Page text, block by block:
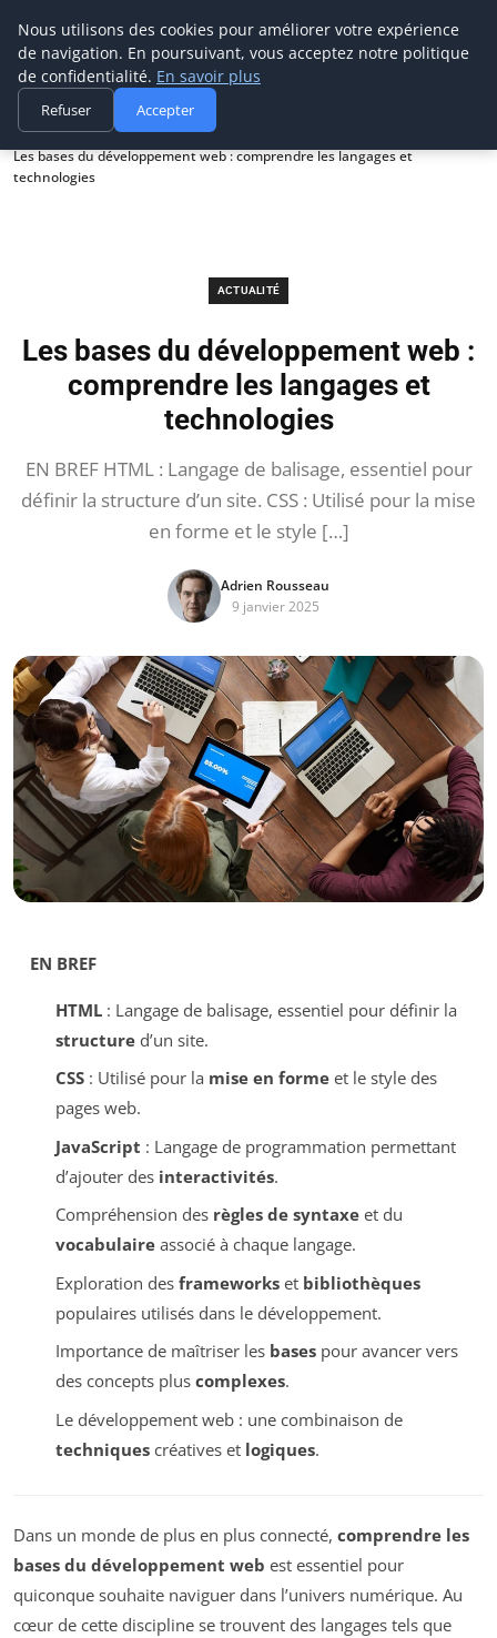
Prospection Pro
Accueil
Actualité
Les bases du développement web : comprendre les langages et
technologies
ACTUALITÉ
Les bases du développement web :
comprendre les langages et
technologies
EN BREF HTML : Langage de balisage, essentiel pour
définir la structure d’un site. CSS : Utilisé pour la mise
en forme et le style […]
Adrien Rousseau
9 janvier 2025
EN BREF
HTML: Langage de balisage, essentiel pour définir la
structured’un site.
CSS: Utilisé pour la mise en formeet le style des
pages web.
JavaScript : Langage de programmation permettant
d’ajouter des interactivités.
Compréhension des règles de syntaxeet du
vocabulaireassocié à chaque langage.
Exploration des frameworkset bibliothèques
populaires utilisés dans le développement.
Importance de maîtriser les basespour avancer vers
des concepts plus complexes.
Le développement web : une combinaison de
techniquescréatives et logiques.
Dans un monde de plus en plus connecté, comprendre les
bases du développement web est essentiel pour
quiconque souhaite naviguer dans l’univers numérique. Au
cœur de cette discipline se trouvent des langages tels que
Nous utilisons des cookies pour améliorer votre expérience
de navigation. En poursuivant, vous acceptez notre politique
de confidentialité. En savoir plus
Refuser Accepter